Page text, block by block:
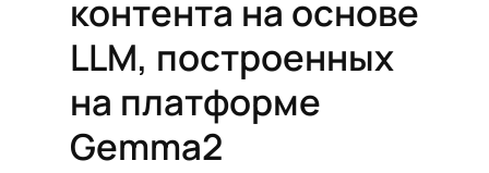
контента на основе
LLM, построенных
на платформе
Gemma2